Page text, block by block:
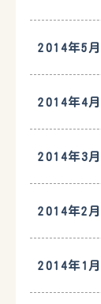
2014年5月
2014年4月
2014年3月
2014年2月
2014年1月